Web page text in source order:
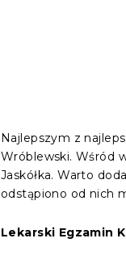
Najlepszym z
Wróblewski. Wśród
Jaskółka. Warto
odstąpiono od nich
Lekarski Egzamin